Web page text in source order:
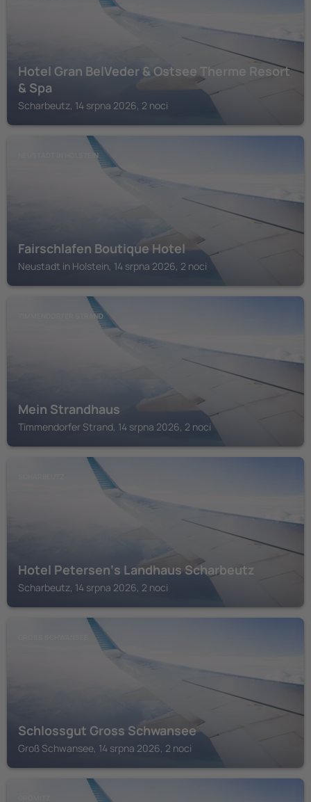
Hotel Gran BelVeder & Ostsee Therme Resort
& Spa
Scharbeutz, 14 srpna 2026, 2 noci
NEUSTADT IN HOLSTEIN
Fairschlafen Boutique Hotel
Neustadt in Holstein, 14 srpna 2026, 2 noci
TIMMENDORFER STRAND
Mein Strandhaus
Timmendorfer Strand, 14 srpna 2026, 2 noci
Hotel Petersen‘s Landhaus Scharbeutz
Scharbeutz, 14 srpna 2026, 2 noci
Schlossgut Gross Schwansee
Groß Schwansee, 14 srpna 2026, 2 noci